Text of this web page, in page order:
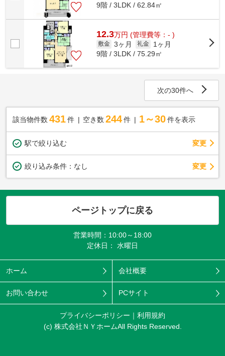
9階 / 3LDK / 62.84㎡
12.3万円 (管理費等：- )
敷金 3ヶ月 礼金
1ヶ月
9階 / 3LDK / 75.29㎡
次の30件へ
該当物件数 431件 空き数 244 件 1～30 件を表示
駅で絞り込む 変更
絞り込み条件： なし 変更
ページトップに戻る
営業時間：10:00～18:00
定休日： 水曜日
ホーム 会社概要
お問い合わせ PCサイト
プライバシーポリシー
利用規約
(c) 株式会社ＮＹホームAll Rights Reserved.